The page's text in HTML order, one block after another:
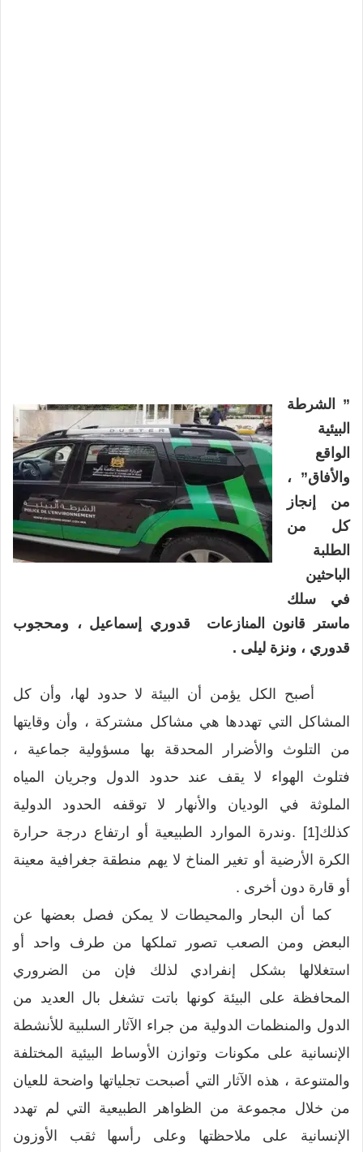
” الشرطة
البيئية
الواقع
والأفاق” ،
من إنجاز
كل من
الطلبة
الباحثين
في سلك
ماستر قانون المنازعات قدوري إسماعيل ، ومحجوب
قدوري ، ونزة ليلى .
أصبح الكل يؤمن أن البيئة لا حدود لها، وأن كل
المشاكل التي تهددها هي مشاكل مشتركة ، وأن وقايتها
من التلوث والأضرار المحدقة بها مسؤولية جماعية ،
فتلوث الهواء لا يقف عند حدود الدول وجريان المياه
الملوثة في الوديان والأنهار لا توقفه الحدود الدولية
كذلك[1] .وندرة الموارد الطبيعية أو ارتفاع درجة حرارة
الكرة الأرضية أو تغير المناخ لا يهم منطقة جغرافية معينة
أو قارة دون أخرى .
كما أن البحار والمحيطات لا يمكن فصل بعضها عن
البعض ومن الصعب تصور تملكها من طرف واحد أو
استغلالها بشكل إنفرادي لذلك فإن من الضروري
المحافظة على البيئة كونها باتت تشغل بال العديد من
الدول والمنظمات الدولية من جراء الآثار السلبية للأنشطة
الإنسانية على مكونات وتوازن الأوساط البيئية المختلفة
والمتنوعة ، هذه الآثار التي أصبحت تجلياتها واضحة للعيان
من خلال مجموعة من الظواهر الطبيعية التي لم تهدد
الإنسانية على ملاحظتها وعلى رأسها ثقب الأوزون